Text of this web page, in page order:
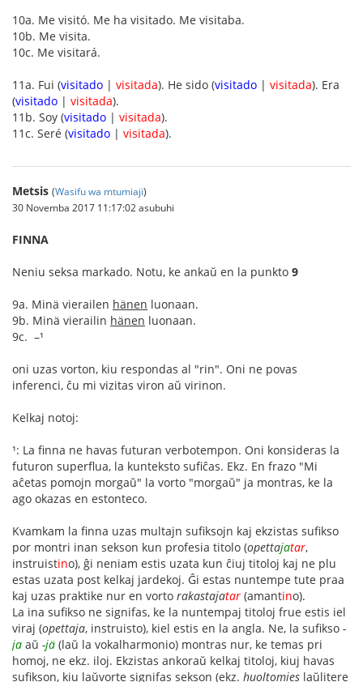
10a. Me visitó. Me ha visitado. Me visitaba.
10b. Me visita.
10c. Me visitará.
11a. Fui (visitado | visitada). He sido (visitado | visitada). Era
(visitado | visitada).
11b. Soy (visitado | visitada).
11c. Seré (visitado | visitada).
Metsis (Wasifu wa mtumiaji)
30 Novemba 2017 11:17:02 asubuhi
FINNA
Neniu seksa markado. Notu, ke ankaŭ en la punkto 9
9a. Minä vierailen hänen luonaan.
9b. Minä vierailin hänen luonaan.
9c. –¹
oni uzas vorton, kiu respondas al "rin". Oni ne povas
inferenci, ĉu mi vizitas viron aŭ virinon.
Kelkaj notoj:
¹: La finna ne havas futuran verbotempon. Oni konsideras la
futuron superflua, la kunteksto sufiĉas. Ekz. En frazo "Mi
aĉetas pomojn morgaŭ" la vorto "morgaŭ" ja montras, ke la
ago okazas en estonteco.
Kvamkam la finna uzas multajn sufiksojn kaj ekzistas sufikso
por montri inan sekson kun profesia titolo (opettajatar,
instruistino), ĝi neniam estis uzata kun ĉiuj titoloj kaj ne plu
estas uzata post kelkaj jardekoj. Ĝi estas nuntempe tute praa
kaj uzas praktike nur en vorto rakastajatar (amantino).
La ina sufikso ne signifas, ke la nuntempaj titoloj frue estis iel
viraj (opettaja, instruisto), kiel estis en la angla. Ne, la sufikso -
ja aŭ -jä (laŭ la vokalharmonio) montras nur, ke temas pri
homoj, ne ekz. iloj. Ekzistas ankoraŭ kelkaj titoloj, kiuj havas
sufikson, kiu laŭvorte signifas sekson (ekz. huoltomies laŭlitere